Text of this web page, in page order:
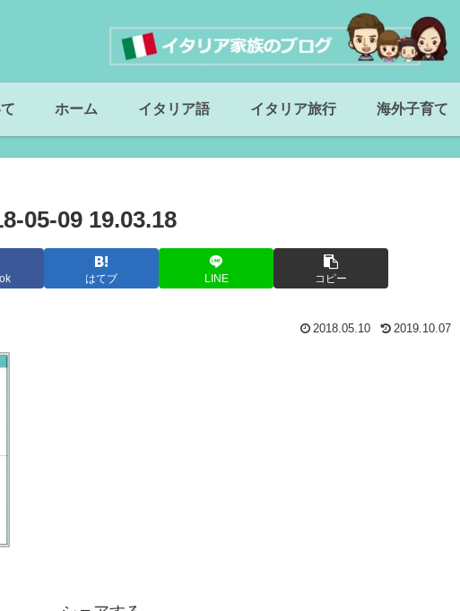
ホーム イタリア語 イタリア旅行 海外子育て
05-09 19.03.18
はてブ LINE コピー
2018.05.10 2019.10.07